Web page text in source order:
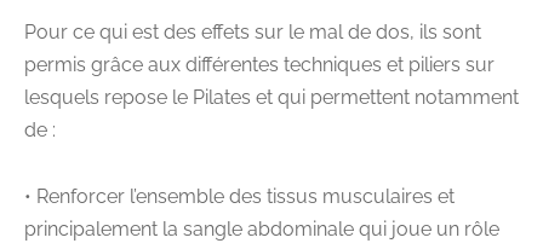
Pour ce qui est des effets sur le mal de dos, ils sont
permis grâce aux différentes techniques et piliers sur
lesquels repose le Pilates et qui permettent notamment
de :
• Renforcer l’ensemble des tissus musculaires et
principalement la sangle abdominale qui joue un rôle